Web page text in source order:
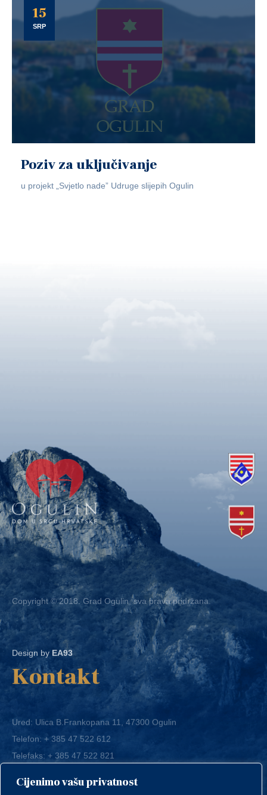
Cijenimo vašu privatnost
15
SRP
Poziv za uključivanje
u projekt „Svjetlo nade” Udruge slijepih Ogulin
Copyright © 2018. Grad Ogulin, sva prava pridržana.
Design byEA93
Kontakt
Ured: Ulica B.Frankopana 11, 47300 Ogulin
Telefon:+ 385 47 522 612
Telefaks:+ 385 47 522 821
E-mail:grad-ogulin@ogulin.hr